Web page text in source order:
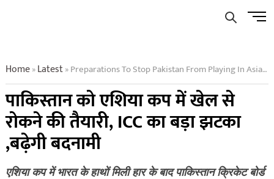
Menu
Home»Latest»Preparations To Stop Pakistan From Playing In Asia Cup A Big Blow To Icc And Its Infamy Will Increase
पाकिस्तान को एशिया कप में खेल से
रोकने की तैयारी, ICC का बड़ा झटका
,बढ़ेगी बदनामी
एशिया कप में भारत के हाथों मिली हार के बाद पाकिस्तान क्रिकेट बोर्ड